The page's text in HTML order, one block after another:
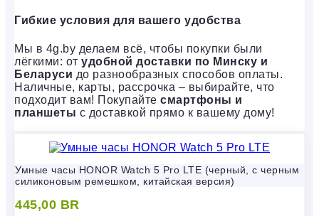
Гибкие условия для вашего удобства
Мы в 4g.by делаем всё, чтобы покупки были
лёгкими: от удобной доставки по Минску и
Беларуси до разнообразных способов оплаты.
Наличные, карты, рассрочка – выбирайте, что
подходит вам! Покупайте смартфоны и
планшеты с доставкой прямо к вашему дому!
Умные часы HONOR Watch 5 Pro LTE (черный, с черным
силиконовым ремешком, китайская версия)
445,00 BR